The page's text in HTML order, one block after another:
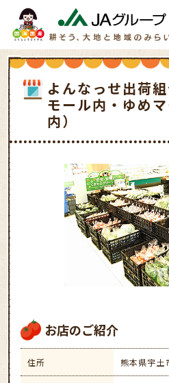
よんなっせ出荷
モール内・ゆめ
内）
お店のご紹介
住所 熊本県宇土